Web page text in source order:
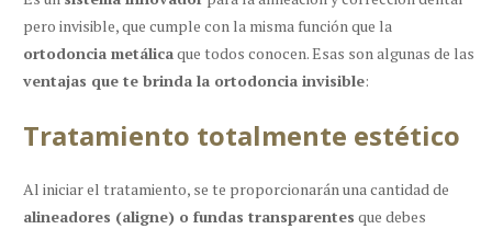
pero invisible, que cumple con la misma función que la
ortodoncia metálicaque todos conocen. Esas son algunas de las
ventajas que te brinda la ortodoncia invisible:
Tratamiento totalmente estético
Al iniciar el tratamiento, se te proporcionarán una cantidad de
alineadores (aligne) o fundas transparentes que debes